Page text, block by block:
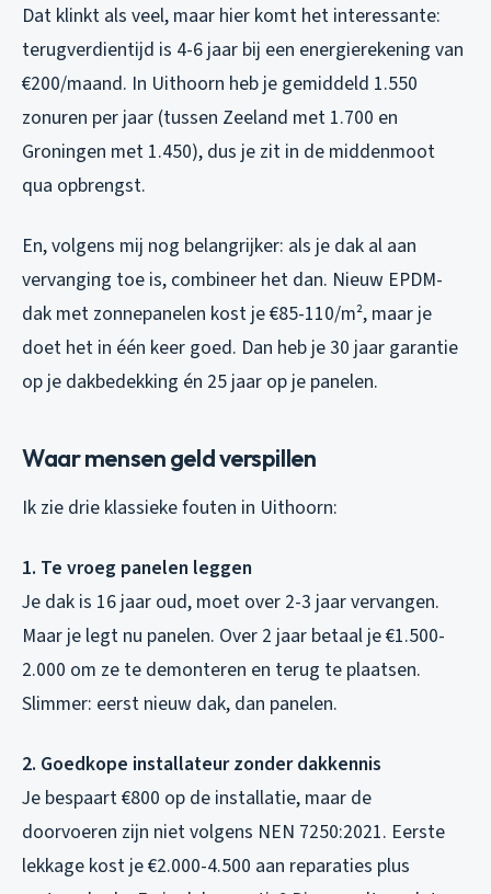
Dat klinkt als veel, maar hier komt het interessante:
terugverdientijd is 4-6 jaar bij een energierekening van
€200/maand. In Uithoorn heb je gemiddeld 1.550
zonuren per jaar (tussen Zeeland met 1.700 en
Groningen met 1.450), dus je zit in de middenmoot
qua opbrengst.
En, volgens mij nog belangrijker: als je dak al aan
vervanging toe is, combineer het dan. Nieuw EPDM-
dak met zonnepanelen kost je €85-110/m², maar je
doet het in één keer goed. Dan heb je 30 jaar garantie
op je dakbedekking én 25 jaar op je panelen.
Waar mensen geld verspillen
Ik zie drie klassieke fouten in Uithoorn:
1. Te vroeg panelen leggen
Je dak is 16 jaar oud, moet over 2-3 jaar vervangen.
Maar je legt nu panelen. Over 2 jaar betaal je €1.500-
2.000 om ze te demonteren en terug te plaatsen.
Slimmer: eerst nieuw dak, dan panelen.
2. Goedkope installateur zonder dakkennis
Je bespaart €800 op de installatie, maar de
doorvoeren zijn niet volgens NEN 7250:2021. Eerste
lekkage kost je €2.000-4.500 aan reparaties plus